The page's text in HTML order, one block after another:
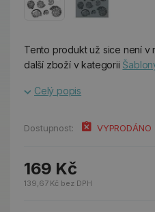
Tento produkt už sice není v
další zboží v kategorii
Celý popis
Dostupnost: VYPRODÁNO
169 Kč
139,67 Kč bez DPH